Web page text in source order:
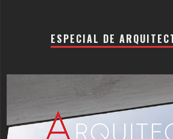
ESPECIAL DE